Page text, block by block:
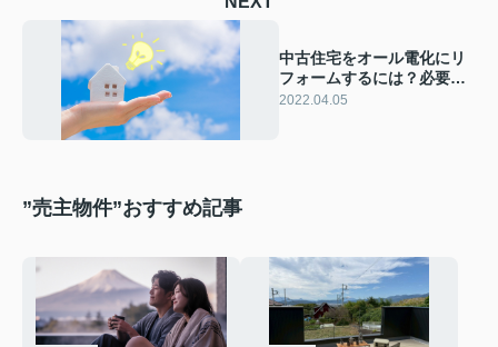
中古住宅をオール電化にリ
フォームするには？必要な
設備や電気代をご紹介！
2022.04.05
”売主物件”おすすめ記事